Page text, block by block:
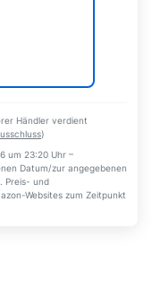
Händler verdient
)
um 23:20 Uhr –
Datum/zur angegebenen
Preis- und
Websites zum Zeitpunkt